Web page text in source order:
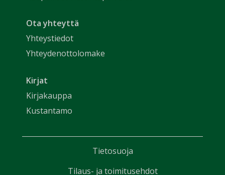
Ota yhteyttä
Yhteystiedot
Yhteydenottolomake
Kirjat
Kirjakauppa
Kustantamo
Tietosuoja
Tilaus- ja toimitusehdot